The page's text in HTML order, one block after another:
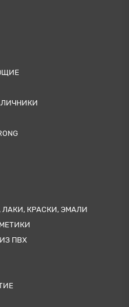
КРАСКИ, ЭМАЛИ
ПВХ